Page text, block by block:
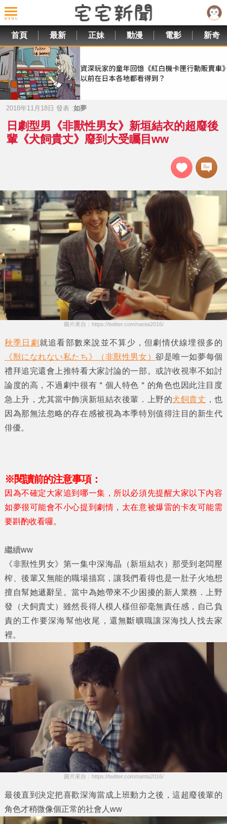
首頁 最新 正妹 動漫 電影 新奇
2018年11月18日 發表 :如夢
日劇型男《非獸性男女》新垣結衣的超廢後
輩《犬飼貴丈》廢到大受矚目ww
圖片來自：https://twitter.com/nanta2016/
秋季日劇 就追看部數來說並不算少，但劇情伏線埋很多的
《獣になれない私たち》（非獸性男女）卻是唯一如夢每個
禮拜追完還會上推特看大家討論的一部。或許收視率不如討
論度的高，不過劇中很有＂個人特色＂的角色也因此注目度
急上升，尤其當中飾演新垣結衣後輩．上野的犬飼貴丈 ，也
因為那無法忽略的存在感被視為本季特別值得注目的新生代
俳優。
※閱讀前的注意事項：
因為不確定大家追到哪一集，所以必須先提醒大家以下內容
如夢很可能會不小心提到劇情，太在意被爆雷的卡友可能需
要斟酌收看囉。
繼續ww
《非獸性男女》第一集中深海晶（新垣結衣）那受到老闆壓
榨、後輩又無能的職場描寫，讓我們看得也是一肚子火地想
擅自幫她遞辭呈。當中為她帶來不少困擾的新人業務．上野
發（犬飼貴丈）雖然長得人模人樣但卻毫無責任感，自己負
責的工作要深海幫他收尾，還無斷曠職讓深海找人找去家
裡。
圖片來自：https://twitter.com/nanta2016/
最後直到決定把喜歡深海當成上班動力之後，這超廢後輩的
角色才稍微像個正常的社會人ww